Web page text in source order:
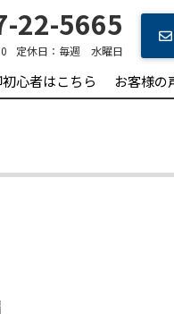
22-5665
定休日： 毎週 水曜日
心者はこちら お客様の